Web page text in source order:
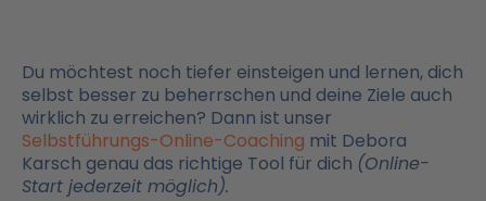
Du möchtest noch tiefer einsteigen und lernen, dich
selbst besser zu beherrschen und deine Ziele auch
wirklich zu erreichen? Dann ist unser
Selbstführungs-Online-Coaching mit Debora
Karsch genau das richtige Tool für dich (Online-
Start jederzeit möglich).